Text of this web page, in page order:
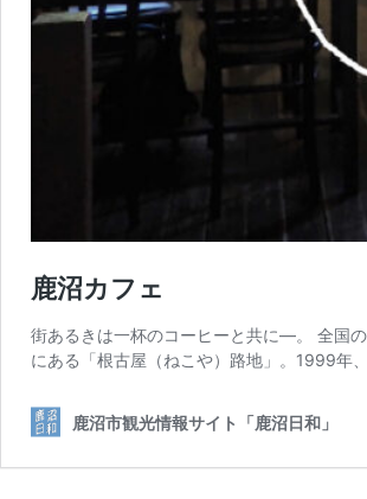
鹿沼カフェ
街あるきは一杯のコーヒーと共に―。 全国
にある「根古屋（ねこや）路地」。1999年
鹿沼市観光情報サイト「鹿沼日和」